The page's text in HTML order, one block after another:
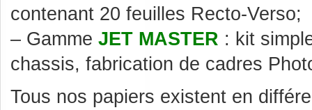
contenant 20 feuilles Recto-Verso;
– Gamme JET MASTER : kit
chassis, fabrication de cadres
Tous nos papiers existent en